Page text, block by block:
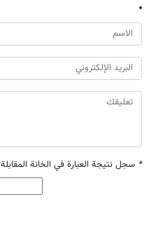
* سجل نتيجة العبارة في الخانة المقابلة